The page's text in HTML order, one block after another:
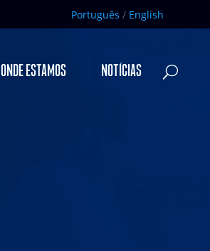
Português / English
ONDE ESTAMOS NOTÍCIAS